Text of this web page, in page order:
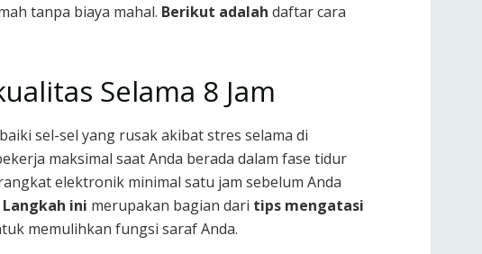
tanpa biaya mahal. Berikut adalah daftar cara
Selama 8 Jam
sel-sel yang rusak akibat stres selama di
maksimal saat Anda berada dalam fase tidur
elektronik minimal satu jam sebelum Anda
Langkah ini merupakan bagian dari tips mengatasi
memulihkan fungsi saraf Anda.